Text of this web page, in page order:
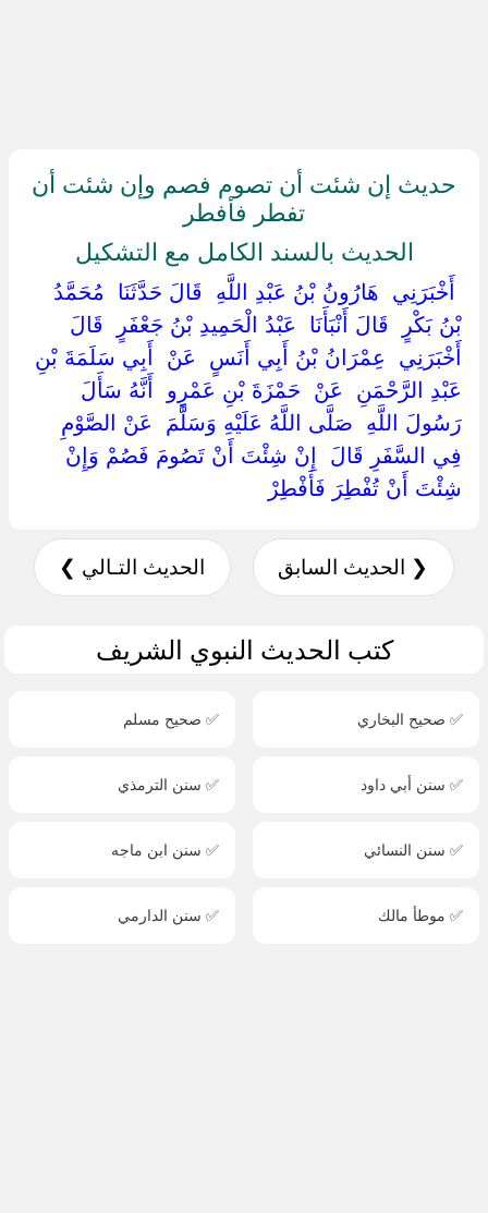
حديث إن شئت أن تصوم فصم وإن شئت أن
تفطر فأفطر
الحديث بالسند الكامل مع التشكيل
‏ ‏أَخْبَرَنِي ‏ ‏هَارُونُ بْنُ عَبْدِ اللَّهِ ‏ ‏قَالَ حَدَّثَنَا ‏ ‏مُحَمَّدُ
بْنُ بَكْرٍ ‏ ‏قَالَ أَنْبَأَنَا ‏ ‏عَبْدُ الْحَمِيدِ بْنُ جَعْفَرٍ ‏ ‏قَالَ
أَخْبَرَنِي ‏ ‏عِمْرَانُ بْنُ أَبِي أَنَسٍ ‏ ‏عَنْ ‏ ‏أَبِي سَلَمَةَ بْنِ
عَبْدِ الرَّحْمَنِ ‏ ‏عَنْ ‏ ‏حَمْزَةَ بْنِ عَمْرٍو ‏ ‏أَنَّهُ سَأَلَ
رَسُولَ اللَّهِ ‏ ‏صَلَّى اللَّهُ عَلَيْهِ وَسَلَّمَ ‏ ‏عَنْ الصَّوْمِ
فِي السَّفَرِ قَالَ ‏ ‏إِنْ شِئْتَ أَنْ تَصُومَ فَصُمْ وَإِنْ
شِئْتَ أَنْ تُفْطِرَ فَأَفْطِرْ ‏
❮ الحديث السابق الحديث التـالي ❯
كتب الحديث النبوي الشريف
✅ صحيح البخاري ✅ صحيح مسلم
✅ سنن أبي داود ✅ سنن الترمذي
✅ سنن النسائي ✅ سنن ابن ماجه
✅ موطأ مالك ✅ سنن الدارمي